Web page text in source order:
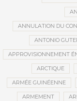
ANNULATION DU
ANTONIO
APPROVISIONNEMENT
ARCTIQUE
ARMÉE GUINÉENNE
ARMEMENT